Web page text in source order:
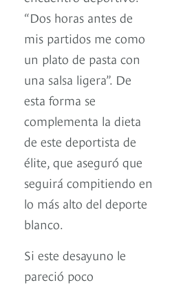
“Dos horas antes de
mis partidos me como
un plato de pasta con
una salsa ligera”. De
esta forma se
complementa la dieta
de este deportista de
élite, que aseguró que
seguirá compitiendo en
lo más alto del deporte
blanco.
Si este desayuno le
pareció poco